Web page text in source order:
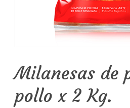
Milanesas de
pollo x 2 Kg.